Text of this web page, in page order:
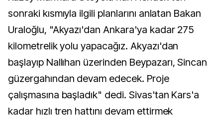
sonraki kısmıyla ilgili planlarını anlatan Bakan
Uraloğlu, "Akyazı'dan Ankara'ya kadar 275
kilometrelik yolu yapacağız. Akyazı'dan
başlayıp Nallıhan üzerinden Beypazarı, Sincan
güzergahından devam edecek. Proje
çalışmasına başladık" dedi. Sivas'tan Kars'a
kadar hızlı tren hattını devam ettirmek